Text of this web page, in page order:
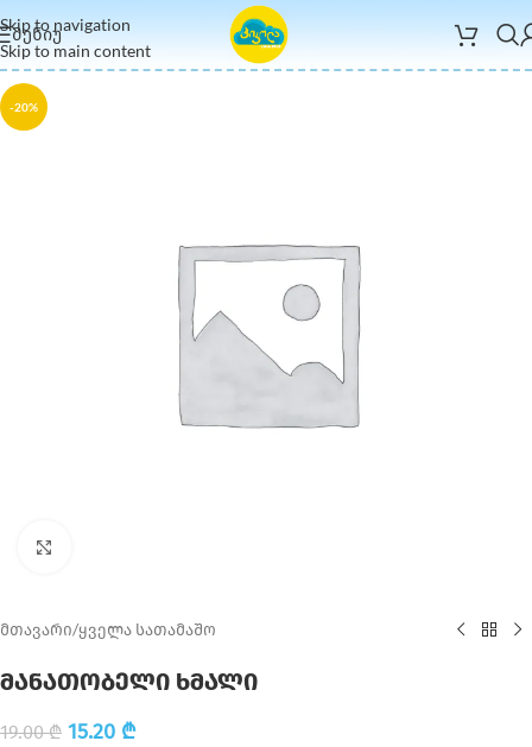
Skip to navigation
Skip to main content
ᲛᲔᲜᲘᲣ
-20%
მთავარი/ყველა სათამაშო
მანათობელი ხმალი
19.00₾ 15.20 ₾